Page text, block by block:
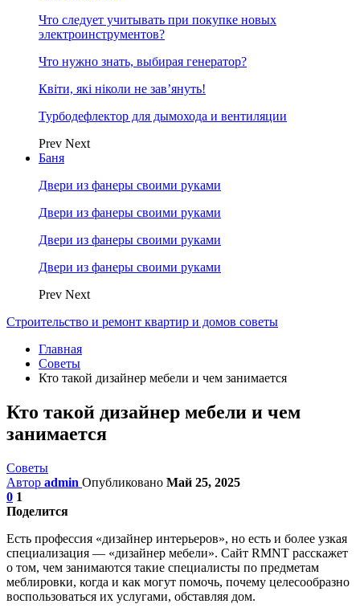
Что следует учитывать при покупке новых
электроинструментов?
Что нужно знать, выбирая генератор?
Квіти, які ніколи не зав’януть!
Турбодефлектор для дымохода и вентиляции
Prev Next
Баня
Двери из фанеры своими руками
Двери из фанеры своими руками
Двери из фанеры своими руками
Двери из фанеры своими руками
Prev Next
Строительство и ремонт квартир и домов советы
Главная
Советы
Кто такой дизайнер мебели и чем занимается
Кто такой дизайнер мебели и чем
занимается
Советы
Автор admin Опубликовано Май 25, 2025
0 1
Поделится
Есть профессия «дизайнер интерьеров», но есть и более узкая
специализация — «дизайнер мебели». Сайт RMNT расскажет
о том, чем занимаются такие специалисты по предметам
меблировки, когда и как могут помочь, почему целесообразно
воспользоваться их услугами, обставляя дом.